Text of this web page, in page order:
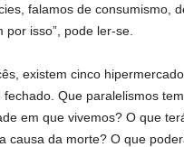
falamos de consumismo,
isso”, pode ler-se.
existem cinco
Que paralelismos
em que vivemos? O que
causa da morte? O que